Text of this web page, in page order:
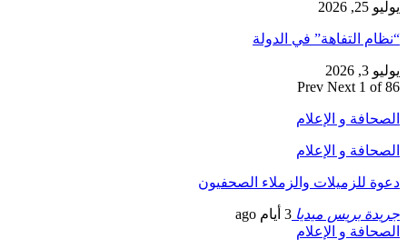
يوليو 25, 2026
“نظام التفاهة” في الدولة
يوليو 3, 2026
Prev Next 1 of 86
الصحافة و الإعلام
الصحافة و الإعلام
دعوة للزميلات والزملاء الصحفيون
جريدة بريس ميديا 3 أيام ago
الصحافة و الإعلام